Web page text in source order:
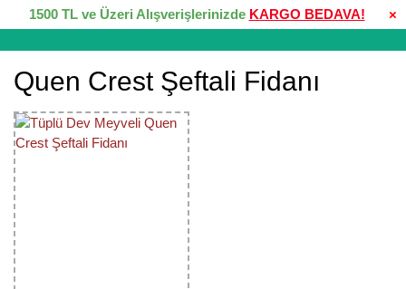
×
1500 TL ve Üzeri Alışverişlerinizde KARGO BEDAVA!
Quen Crest Şeftali Fidanı